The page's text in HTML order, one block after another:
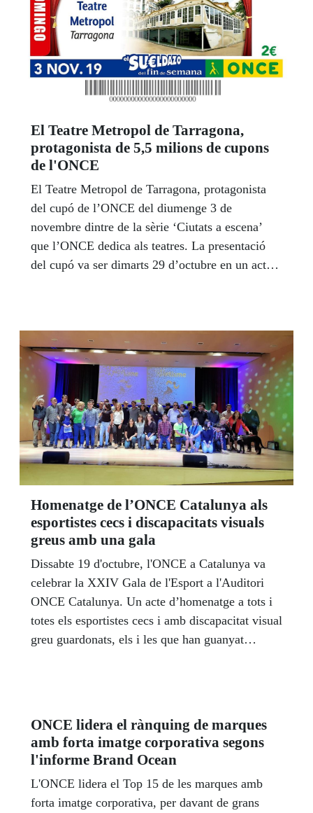
posar un antifaç i va fer una petita part del circuit
amb un gos pigall. Per part de l’ONCE hi van ser
Rafaela Pérez, vicepresidenta primera del
Consell Territorial de l’ONCE a Catalunya i
l’ONCE a Reus.
El Teatre Metropol de Tarragona,
protagonista de 5,5 milions de cupons
de l'ONCE
El Teatre Metropol de Tarragona, protagonista
del cupó de l’ONCE del diumenge 3 de
novembre dintre de la sèrie ‘Ciutats a escena’
que l’ONCE dedica als teatres. La presentació
del cupó va ser dimarts 29 d’octubre en un acte
Pérez, vicepresidenta del Consell Territorial de
l’ONCE Catalunya i Raquel Saavedra, directora
de l’ONCE a Tarragona.
Homenatge de l’ONCE Catalunya als
esportistes cecs i discapacitats visuals
greus amb una gala
Dissabte 19 d'octubre, l'ONCE a Catalunya va
celebrar la XXIV Gala de l'Esport a l'Auditori
ONCE Catalunya. Un acte d’homenatge a tots i
totes els esportistes cecs i amb discapacitat visual
greu guardonats, els i les que han guanyat
Catalunya. Va ser una jornada festiva en què
l'esport professional, l'esport de base i formació
ONCE lidera el rànquing de marques
amb forta imatge corporativa segons
l'informe Brand Ocean
L'ONCE lidera el Top 15 de les marques amb
forta imatge corporativa, per davant de grans